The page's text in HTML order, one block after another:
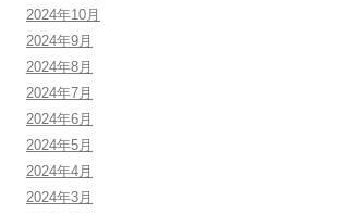
2024年10月
2024年9月
2024年8月
2024年7月
2024年6月
2024年5月
2024年4月
2024年3月